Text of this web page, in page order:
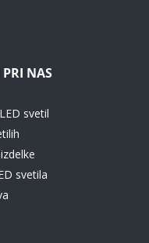
NAS
svetil
svetila